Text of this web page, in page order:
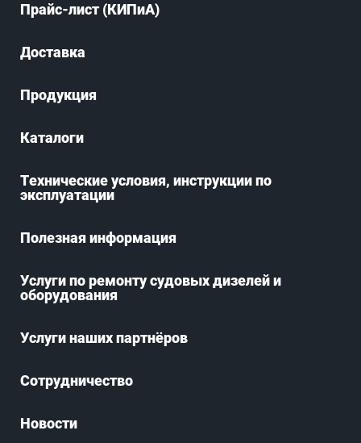
Прайс-лист (КИПиА)
Доставка
Продукция
Каталоги
Технические условия, инструкции по
эксплуатации
Полезная информация
Услуги по ремонту судовых дизелей и
оборудования
Услуги наших партнёров
Сотрудничество
Новости